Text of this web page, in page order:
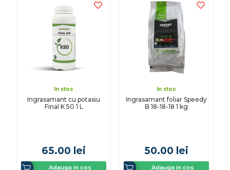
In stoc
Ingrasamant cu potasiu
Final K 50 1 L
65.00 lei
Adauga in cos
In stoc
Ingrasamant foliar Speedy
B 18-18-18 1 kg
50.00 lei
Adauga in cos